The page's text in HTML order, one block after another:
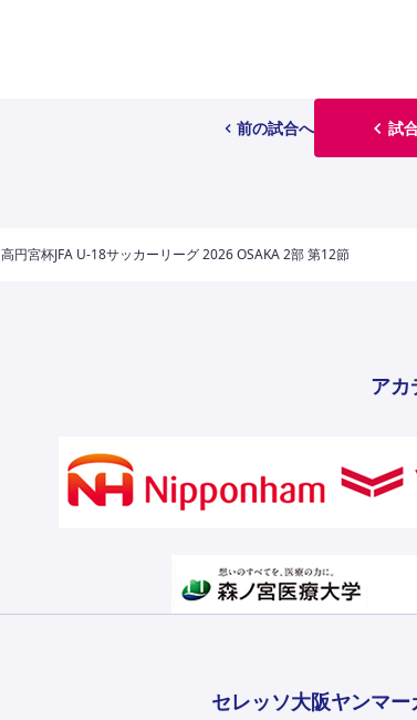
前の試合へ 試
高円宮杯JFA U-18サッカーリーグ 2026 OSAKA 2部 第12節
アカ
セレッソ大阪ヤンマー